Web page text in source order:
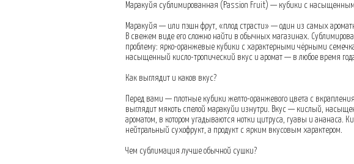
Маракуйя сублимированная (Passion Fruit) — кубики с
Маракуйя — или пэшн фрут, «плод страсти» — один из самых
В свежем виде его сложно найти в обычных магазинах.
проблему: ярко-оранжевые кубики с характерными чёрными
насыщенный кисло-тропический вкус и аромат — в любое время
Как выглядит и каков вкус?
Перед вами — плотные кубики желто-оранжевого цвета с
выглядит мякоть спелой маракуйи изнутри. Вкус — кислый,
ароматом, в котором угадываются нотки цитруса, гуавы и ананаса.
нейтральный сухофрукт, а продукт с ярким вкусовым характером.
Чем сублимация лучше обычной сушки?